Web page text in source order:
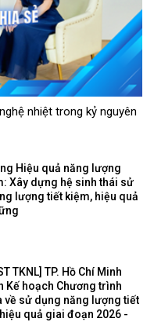
nhiệt trong kỷ nguyên
Hiệu quả năng lượng
Xây dựng hệ sinh thái sử
lượng tiết kiệm, hiệu quả
TKNL] TP. Hồ Chí Minh
Kế hoạch Chương trình
về sử dụng năng lượng tiết
quả giai đoạn 2026 -